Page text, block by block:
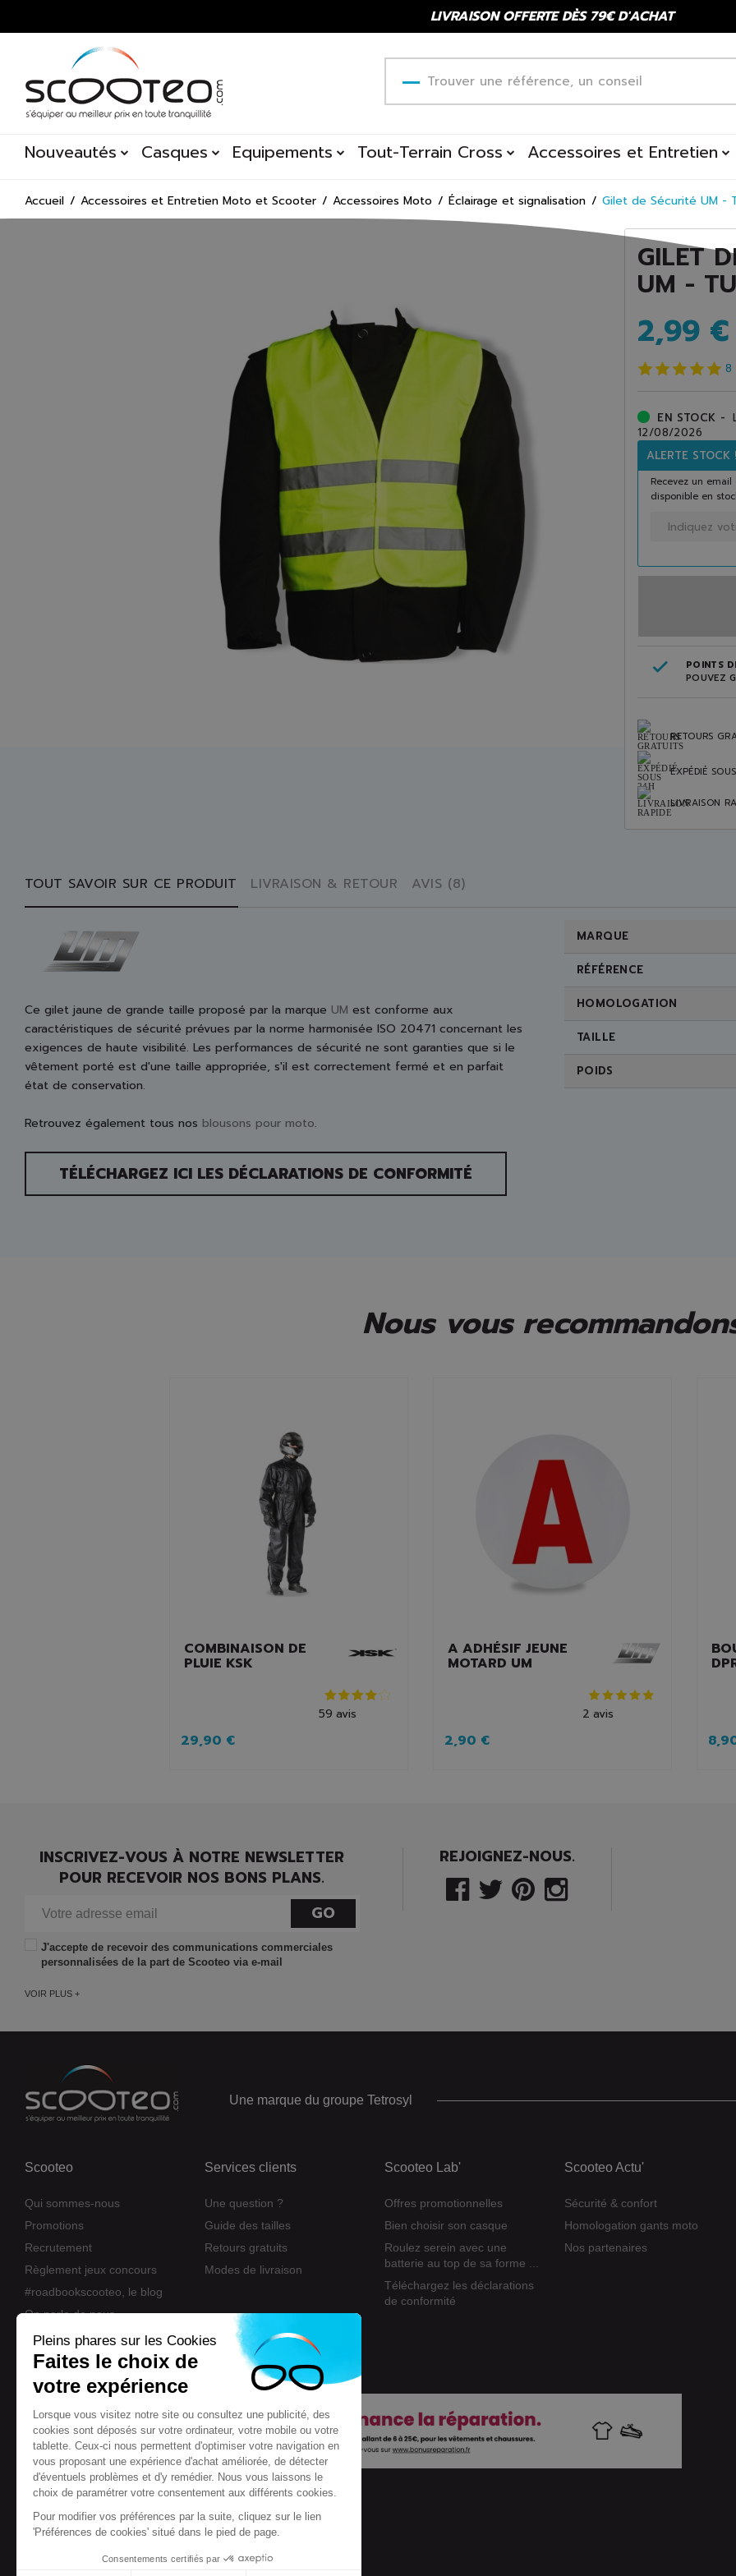
LIVRAISON OFFERTE DÈS 79€ D'ACHAT
Nouveautés Casques Equipements Tout-Terrain Cross Accessoires et Entretien
Accueil Accessoires et Entretien Moto et Scooter Accessoires Moto Éclairage et signalisation Gilet de Sécurité UM -
GILET
UM -
2,99 €
8
EN STOCK -
12/08/2026
ALERTE STOCK
Recevez un
disponible en
POINTS
POUVEZ
RETOURS
EXPÉDIÉ
LIVRAISON
TOUT SAVOIR SUR CE PRODUIT LIVRAISON & RETOUR AVIS (8)
Ce gilet jaune de grande taille proposé par la marque UM est conforme aux
caractéristiques de sécurité prévues par la norme harmonisée ISO 20471 concernant les
exigences de haute visibilité. Les performances de sécurité ne sont garanties que si le
vêtement porté est d'une taille appropriée, s'il est correctement fermé et en parfait
état de conservation.
Retrouvez également tous nos blousons pour moto.
TÉLÉCHARGEZ ICI LES DÉCLARATIONS DE CONFORMITÉ
MARQUE
RÉFÉRENCE
HOMOLOGATION
TAILLE
POIDS
Nous vous
COMBINAISON DE
PLUIE KSK
59 avis
29,90 €
A ADHÉSIF JEUNE
MOTARD UM
2 avis
2,90 €
INSCRIVEZ-VOUS À NOTRE NEWSLETTER
POUR RECEVOIR NOS BONS PLANS.
GO
J'accepte de recevoir des communications commerciales
personnalisées de la part de Scooteo via e-mail
VOIR PLUS +
REJOIGNEZ-NOUS.
Une marque du groupe Tetrosyl
Scooteo
Qui sommes-nous
Promotions
Recrutement
Règlement jeux concours
#roadbookscooteo, le blog
On parle de nous
Nos marques
Services clients
Une question ?
Guide des tailles
Retours gratuits
Modes de livraison
Scooteo Lab'
Offres promotionnelles
Bien choisir son casque
Roulez serein avec une
batterie au top de sa forme ...
Téléchargez les déclarations
de conformité
Scooteo Actu'
Sécurité & confort
Homologation gants moto
Nos partenaires
Eco-participation
Pleins phares sur les Cookies
Faites le choix de
votre expérience
Lorsque vous visitez notre site ou consultez une publicité, des
cookies sont déposés sur votre ordinateur, votre mobile ou votre
tablette. Ceux-ci nous permettent d'optimiser votre navigation en
vous proposant une expérience d'achat améliorée, de détecter
d'éventuels problèmes et d'y remédier. Nous vous laissons le
choix de paramétrer votre consentement aux différents cookies.
Pour modifier vos préférences par la suite, cliquez sur le lien
'Préférences de cookies' situé dans le pied de page.
Consentements certifiés par